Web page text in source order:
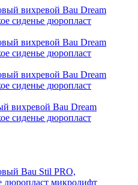
вихревой Bau Dream
сиденье дюропласт